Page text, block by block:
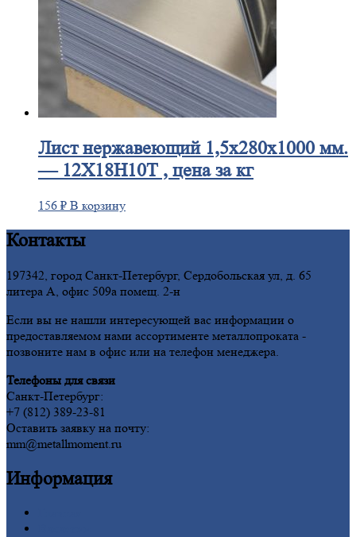
Листнержавеющий 1,5x280x1000 мм.
— 12Х18Н10Т , цена за кг
156 ₽ В корзину
Контакты
197342, город Санкт-Петербург, Сердобольская ул, д. 65
литера А, офис 509а помещ. 2-н
Если вы не нашли интересующей вас информации о
предоставляемом нами ассортименте металлопроката -
позвоните нам в офис или на телефон менеджера.
Телефоны для связи
Санкт-Петербург:
+7 (812) 389-23-81
Оставить заявку на почту:
mm@metallmoment.ru
Информация